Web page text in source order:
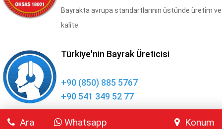
Bayrakta avrupa standartlarının üstünde üretim ve
kalite
Türkiye'nin Bayrak Üreticisi
+90 (850) 885 5767
+90 541 349 52 77
Ara Whatsapp Konum